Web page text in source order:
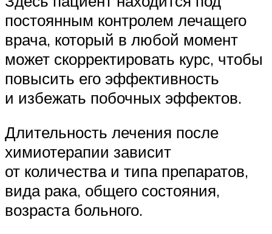
постоянным контролем лечащего
врача, который в любой момент
может скорректировать курс, чтобы
повысить его эффективность
и избежать побочных эффектов.
Длительность лечения после
химиотерапии зависит
от количества и типа препаратов,
вида рака, общего состояния,
возраста больного.